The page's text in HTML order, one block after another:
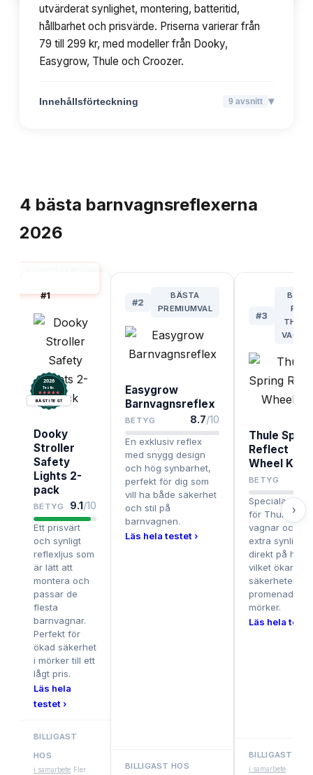
utvärderat synlighet, montering, batteritid,
hållbarhet och prisvärde. Priserna varierar från
79 till 299 kr, med modeller från Dooky,
Easygrow, Thule och Croozer.
Innehållsförteckning 9 avsnitt ▾
4 bästa barnvagnsreflexerna
2026
#1
2026
Testix.
BÄST I TEST
Dooky
Stroller
Safety
Lights 2-
pack
BETYG 9.1/10
Ett prisvärt
och synligt
reflexljus som
är lätt att
montera och
passar de
flesta
barnvagnar.
Perfekt för
ökad säkerhet
i mörker till ett
lågt pris.
Läs hela
testet ›
BILLIGAST
HOS
i samarbete Fler
#2
BÄSTA
PREMIUMVAL
Easygrow
Barnvagnsreflex
BETYG 8.7/10
En exklusiv reflex
med snygg design
och hög synbarhet,
perfekt för dig som
vill ha både säkerhet
och stil på
barnvagnen.
Läs hela testet ›
BILLIGAST HOS
#3
BÄST
FÖR
Thule
Reflect
Wheel Kit
BETYG
för Thule
vagnar och
extra synlighet
direkt på
vilket ökar
säkerheten vid
promenader i
mörker.
Läs hela
BILLIGAST HOS
i samarbete
›